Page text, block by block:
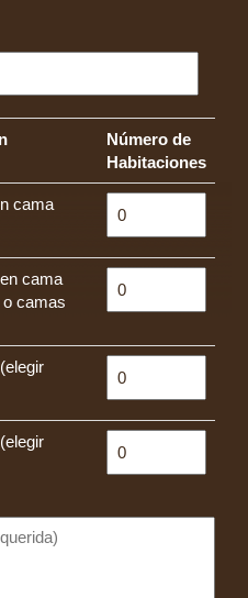
Número de
Habitaciones
cama
cama
camas